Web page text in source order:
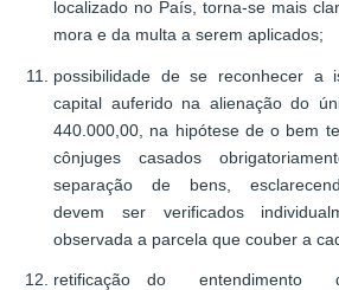
localizado no País, torna-se mais
mora e da multa a serem aplicados;
possibilidade de se reconhecer a
capital auferido na alienação do
440.000,00, na hipótese de o bem
cônjuges casados
separação de bens,
devem ser verificados
observada a parcela que couber a
retificação do entendimento